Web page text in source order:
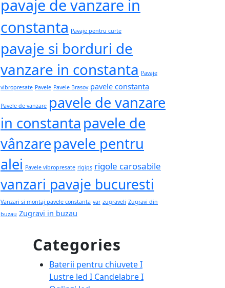
pavaje de vanzare in
constanta Pavaje pentru curte
pavaje si borduri de
vanzare in constanta Pavaje
vibropresate Pavele Pavele Brasov pavele constanta
Pavele de vanzare pavele de vanzare
in constanta pavele de
vânzarepavele pentru
alei Pavele vibropresate rigips rigole carosabile
vanzari pavaje bucuresti
Vanzari si montaj pavele constanta var zugraveli Zugravi din
buzau Zugravi in buzau
Categories
Baterii pentru chiuvete I
Lustre led I Candelabre I